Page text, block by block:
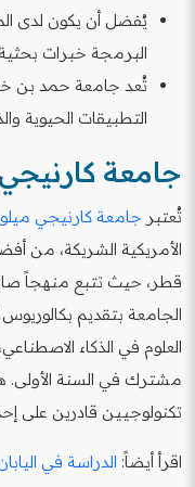
يُفضل أن يكون لدى
البرمجة خبرات
تُعد جامعة حمد بن
التطبيقات الحيوية
جامعة
تُعتبر جامعة كارنيجي
الأمريكية الشريكة، من
قطر، حيث تتبع منهجاً
الجامعة بتقديم
العلوم في الذكاء
مشترك في السنة الأولى.
تكنولوجيين قادرين على
اقرأ أيضاً: الدراسة في